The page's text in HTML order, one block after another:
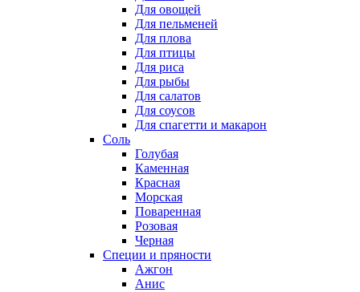
Для овощей
Для пельменей
Для плова
Для птицы
Для риса
Для рыбы
Для салатов
Для соусов
Для спагетти и макарон
Соль
Голубая
Каменная
Красная
Морская
Поваренная
Розовая
Черная
Специи и пряности
Ажгон
Анис